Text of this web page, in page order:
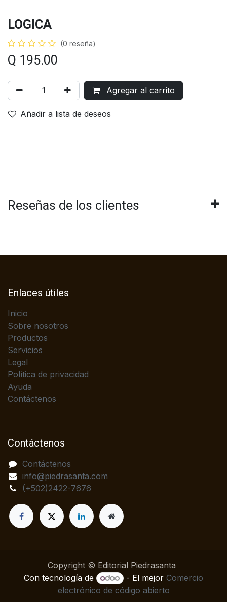
LOGICA
(0 reseña)
Q 195.00
Agregar al carrito
Añadir a lista de deseos
Reseñas de los clientes
Enlaces útiles
Inicio
Sobre nosotros
Productos
Servicios
Legal
Política de privacidad
Ayuda
Contáctenos
Contáctenos
Contáctenos
info@piedrasanta.com
(+502)2422-7676
Copyright © Editorial Piedrasanta
Con tecnología de
- El mejorComercio
electrónico de código abierto